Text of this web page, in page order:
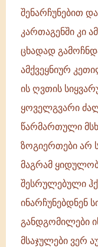
შენარჩუნებით
კართაგენში კი
ცხადად
ამქვეყნიურ
ის ღვთის
ყოველგვარი
წარმართული
ზოგიერთები არ
მაგრამ
შესრულებული
ინარჩუნებდნენ
განდგომილები
მსაჯულები ვერ